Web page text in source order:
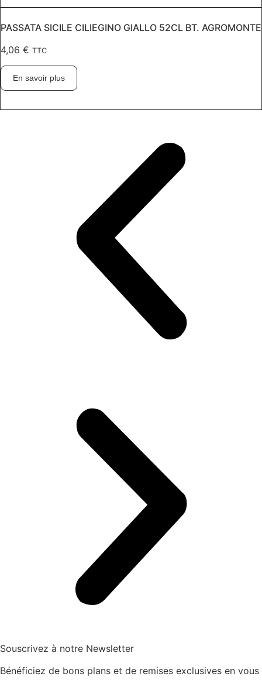
PASSATA SICILE CILIEGINO GIALLO 52CL BT. AGROMONTE
4,06 € TTC
En savoir plus
Souscrivez à notre Newsletter
Bénéficiez de bons plans et de remises exclusives en vous